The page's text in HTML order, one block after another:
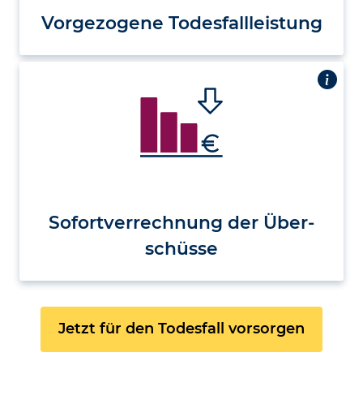
Vorgezogene Todesfall­leistung
Sofort­ver­rechnung der Über­
schüsse
Jetzt für den Todesfall vorsorgen